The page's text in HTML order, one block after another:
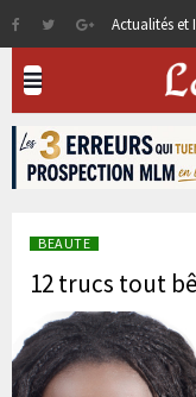
Actualités et
BEAUTE
12 trucs tout